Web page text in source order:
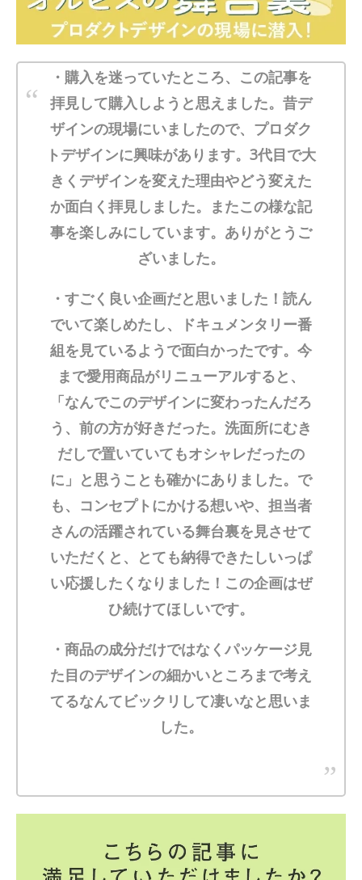
・購入を迷っていたところ、この記事を
拝見して購入しようと思えました。昔デ
ザインの現場にいましたので、プロダク
トデザインに興味があります。3代目で大
きくデザインを変えた理由やどう変えた
か面白く拝見しました。またこの様な記
事を楽しみにしています。ありがとうご
ざいました。
・ すごく良い企画だと思いました！読ん
でいて楽しめたし、ドキュメンタリー番
組を見ているようで面白かったです。今
まで愛用商品がリニューアルすると、
「なんでこのデザインに変わったんだろ
う、前の方が好きだった。洗面所にむき
だしで置いていてもオシャレだったの
に」と思うことも確かにありました。で
も、コンセプトにかける想いや、担当者
さんの活躍されている舞台裏を見させて
いただくと、とても納得できたしいっぱ
い応援したくなりました！この企画はぜ
ひ続けてほしいです。
・商品の成分だけではなくパッケージ見
た目のデザインの細かいところまで考え
てるなんてビックリして凄いなと思いま
した。